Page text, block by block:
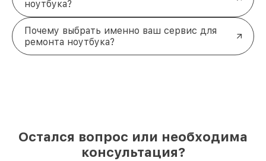
ноутбука?
Почему выбрать именно ваш сервис для
ремонта ноутбука?
Остался вопрос или необходима
консультация?